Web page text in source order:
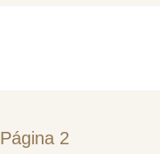
Página 2